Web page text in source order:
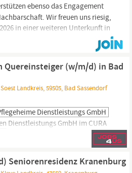
ebenso das Engagement
Wir freuen uns riesig,
in einer weiteren Unterkunft in
unterstützen können, suchen
ab sofort mehrere
(m/w/d)
Quereinsteiger (w/m/d) in Bad
Landkreis, 59505, Bad Sassendorf
Dienstleistungs GmbH
Dienstleistungs GmbH im CURA
GmbH Detlef Ohlrogge-Albrecht
Telefon: +49 2921 506-115
- ein inhabergeführtes
4.500 Mitarbeitenden
Seniorenresidenz Kranenburg